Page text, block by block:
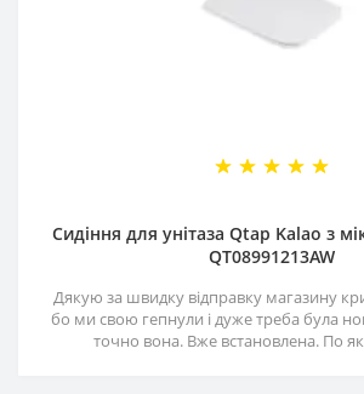
Сидіння для унітаза Qtap Kalao з
QT08991213AW
Дякую за швидку відправку магазину
бо ми свою гепнули і дуже треба була
точно вона. Вже встановлена. По